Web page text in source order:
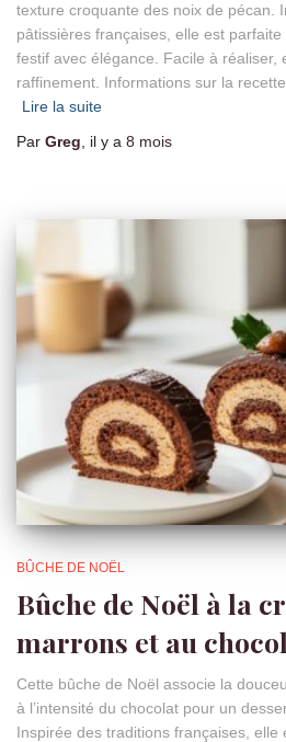
texture croquante des noix de pécan.
pâtissières françaises, elle est
festif avec élégance. Facile à réaliser,
raffinement. Informations sur la
Lire la suite
Par Greg, il y a 8 mois
BÛCHE DE NOËL
Bûche de Noël à la
marrons et au
Cette bûche de Noël associe la
à l’intensité du chocolat pour un
Inspirée des traditions françaises,